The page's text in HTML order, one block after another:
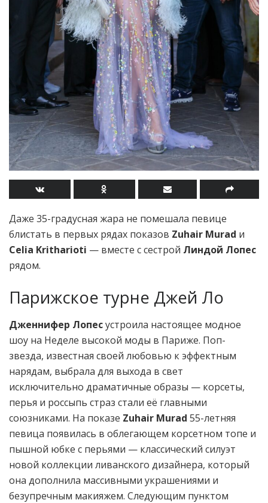
Даже 35-градусная жара не помешала певице
блистать в первых рядах показов Zuhair Murad и
Celia Kritharioti — вместе с сестрой Линдой Лопес
рядом.
Парижское турне Джей Ло
Дженнифер Лопесустроила настоящее модное
шоу на Неделе высокой моды в Париже. Поп-
звезда, известная своей любовью к эффектным
нарядам, выбрала для выхода в свет
исключительно драматичные образы — корсеты,
перья и россыпь страз стали её главными
союзниками. На показе Zuhair Murad 55-летняя
певица появилась в облегающем корсетном топе и
пышной юбке с перьями — классический силуэт
новой коллекции ливанского дизайнера, который
она дополнила массивными украшениями и
безупречным макияжем. Следующим пунктом